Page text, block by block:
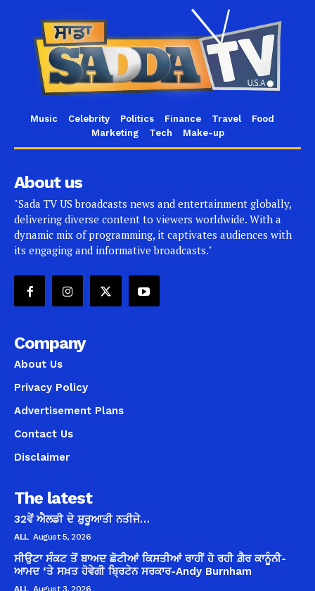
Music Celebrity Politics Finance Travel
Food
Marketing
Tech Make-up
About us
"Sada TV US broadcasts news and entertainment globally,
delivering diverse content to viewers worldwide. With a
dynamic mix of programming, it captivates audiences with
its engaging and informative broadcasts."
Company
About Us
Privacy Policy
Advertisement Plans
Contact Us
Disclaimer
The latest
32ਵੇਂ ਐਲਡੀ ਦੇ ਸ਼ੁਰੂਆਤੀ ਨਤੀਜੇ…
ALL August 5, 2026
ਸੀਉਟਾ ਸੰਕਟ ਤੋਂ ਬਾਅਦ ਛੋਟੀਆਂ ਕਿਸਤੀਆਂ ਰਾਹੀਂ ਹੋ ਰਹੀ ਗ਼ੈਰ ਕਾਨੂੰਨੀ-
ਆਮਦ ‘ਤੇ ਸਖ਼ਤ ਹੋਵੇਗੀ ਬ੍ਰਿਟੇਨ ਸਰਕਾਰ-Andy Burnham
ALL August 3, 2026